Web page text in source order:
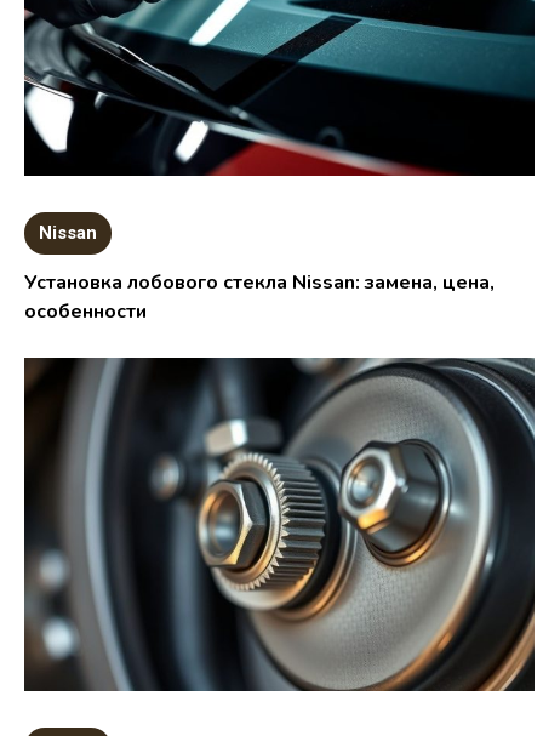
Nissan
Установка лобового стекла Nissan: замена, цена,
особенности